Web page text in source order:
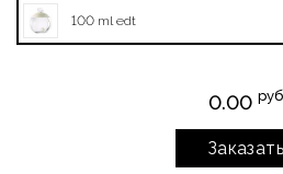
100 ml edt
0.00 руб
Заказать